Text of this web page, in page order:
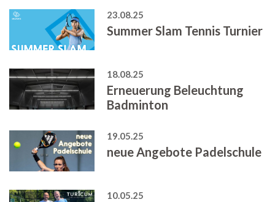
23.08.25
Summer Slam Tennis Turnier
18.08.25
Erneuerung Beleuchtung
Badminton
19.05.25
neue Angebote Padelschule
10.05.25